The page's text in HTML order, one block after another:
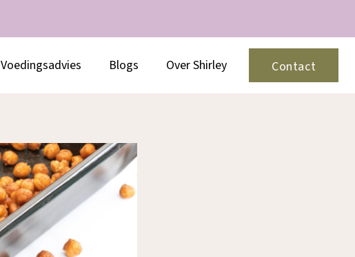
Voedingsadvies Blogs Over Shirley Contact